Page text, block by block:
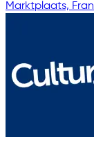
Marktplaats,